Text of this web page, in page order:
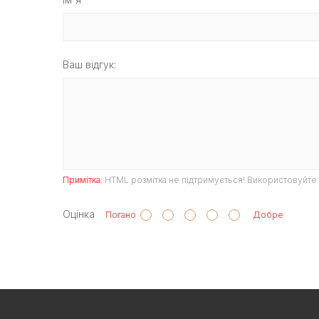
Ваш відгук:
Примітка: HTML розмітка не підтримується! Використовуйте
Оцінка Погано Добре